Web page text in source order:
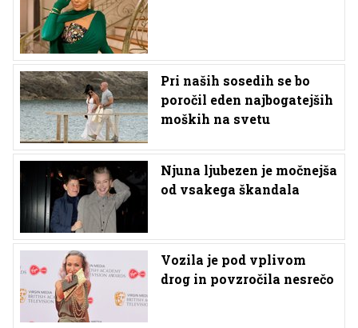
Pri naših sosedih se bo
poročil eden najbogatejših
moških na svetu
Njuna ljubezen je močnejša
od vsakega škandala
Vozila je pod vplivom
drog in povzročila nesrečo